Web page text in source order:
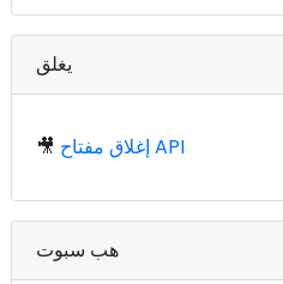
يغلق
🎥 إغلاق مفتاح API
هب سبوت